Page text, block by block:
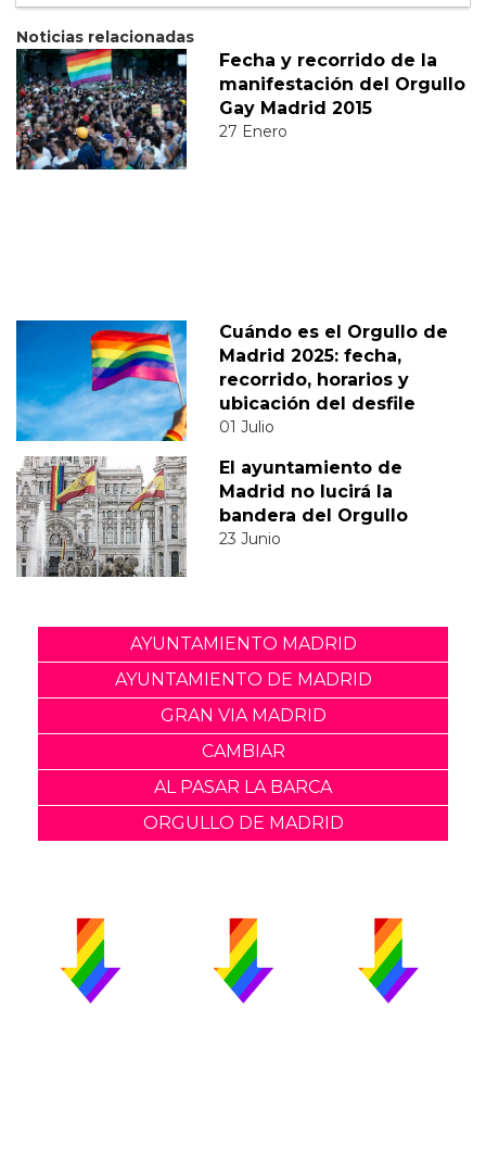
Noticias relacionadas
Fecha y recorrido de la
manifestación del Orgullo
Gay Madrid 2015
27 Enero
Cuándo es el Orgullo de
Madrid 2025: fecha,
recorrido, horarios y
ubicación del desfile
01 Julio
El ayuntamiento de
Madrid no lucirá la
bandera del Orgullo
23 Junio
AYUNTAMIENTO MADRID
AYUNTAMIENTO DE MADRID
GRAN VIA MADRID
CAMBIAR
AL PASAR LA BARCA
ORGULLO DE MADRID